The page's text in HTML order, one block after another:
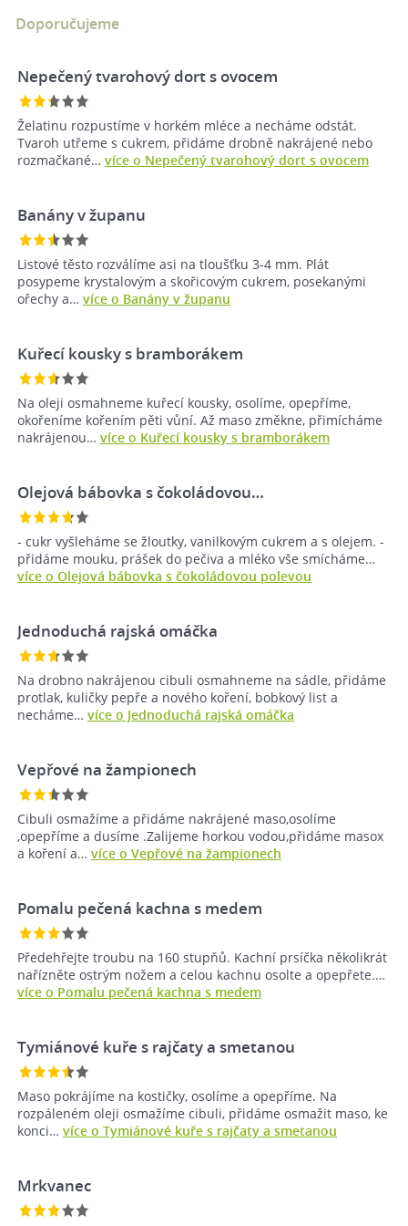
Doporučujeme
Nepečený tvarohový dort s ovocem
Želatinu rozpustíme v horkém mléce a necháme odstát.
Tvaroh utřeme s cukrem, přidáme drobně nakrájené nebo
rozmačkané… více o Nepečený tvarohový dort s ovocem
Banány v županu
Listové těsto rozválíme asi na tloušťku 3-4 mm. Plát
posypeme krystalovým a skořicovým cukrem, posekanými
ořechy a… více o Banány v županu
Kuřecí kousky s bramborákem
Na oleji osmahneme kuřecí kousky, osolíme, opepříme,
okořeníme kořením pěti vůní. Až maso změkne, přimícháme
nakrájenou… více o Kuřecí kousky s bramborákem
Olejová bábovka s čokoládovou…
- cukr vyšleháme se žloutky, vanilkovým cukrem a s olejem. -
přidáme mouku, prášek do pečiva a mléko vše smícháme…
více o Olejová bábovka s čokoládovou polevou
Jednoduchá rajská omáčka
Na drobno nakrájenou cibuli osmahneme na sádle, přidáme
protlak, kuličky pepře a nového koření, bobkový list a
necháme… více o Jednoduchá rajská omáčka
Vepřové na žampionech
Cibuli osmažíme a přidáme nakrájené maso,osolíme
,opepříme a dusíme .Zalijeme horkou vodou,přidáme masox
a koření a… více o Vepřové na žampionech
Pomalu pečená kachna s medem
Předehřejte troubu na 160 stupňů. Kachní prsíčka několikrát
nařízněte ostrým nožem a celou kachnu osolte a opepřete.…
více o Pomalu pečená kachna s medem
Tymiánové kuře s rajčaty a smetanou
Maso pokrájíme na kostičky, osolíme a opepříme. Na
rozpáleném oleji osmažíme cibuli, přidáme osmažit maso, ke
konci… více o Tymiánové kuře s rajčaty a smetanou
Mrkvanec